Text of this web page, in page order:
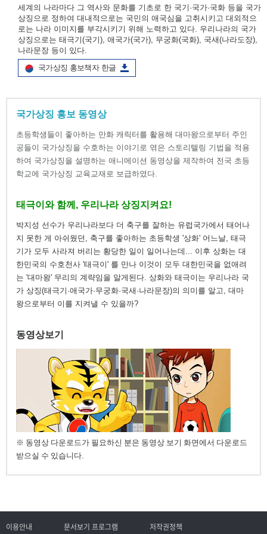
세계의 나라마다 그 역사와 문화를 기초로 한 국기·국가·국화 등을 국가
상징으로 정하여 대내적으로는 국민의 애국심을 고취시키고 대외적으
로는 나라 이미지를 부각시키기 위해 노력하고 있다. 우리나라의 국가
상징으로는 태극기(국기), 애국가(국가), 무궁화(국화), 국새(나라도장),
나라문장 등이 있다.
국가상징 홍보책자 한글
국가상징 홍보 동영상
초등학생들이 좋아하는 만화 캐릭터를 활용해 대마왕으로부터 주인
공들이 국가상징을 수호하는 이야기로 엮은 스토리텔링 기법을 적용
하여 국가상징을 설명하는 애니메이션 동영상을 제작하여 전국 초등
학교에 국가상징 교육교재로 보급하였다.
태극이와 함께, 우리나라 상징지켜요!
박지성 선수가 우리나라보다 더 축구를 잘하는 유럽국가에서 태어나
지 못한 게 아쉬웠던, 축구를 좋아하는 초등학생 '상화' 어느날, 태극
기가 모두 사라져 버리는 황당한 일이 일어나는데... 이후 상화는 대
한민국의 수호천사 '태극이' 를 만나 이것이 모두 대한민국을 없애려
는 '대마왕' 무리의 계략임을 알게된다. 상화와 태극이는 우리나라 국
가 상징(태극기·애국가·무궁화·국새·나라문장)의 의미를 알고, 대마
왕으로부터 이를 지켜낼 수 있을까?
동영상보기
※ 동영상 다운로드가 필요하신 분은 동영상 보기 화면에서 다운로드
받으실 수 있습니다.
이용안내 문서보기 프로그램 저작권정책